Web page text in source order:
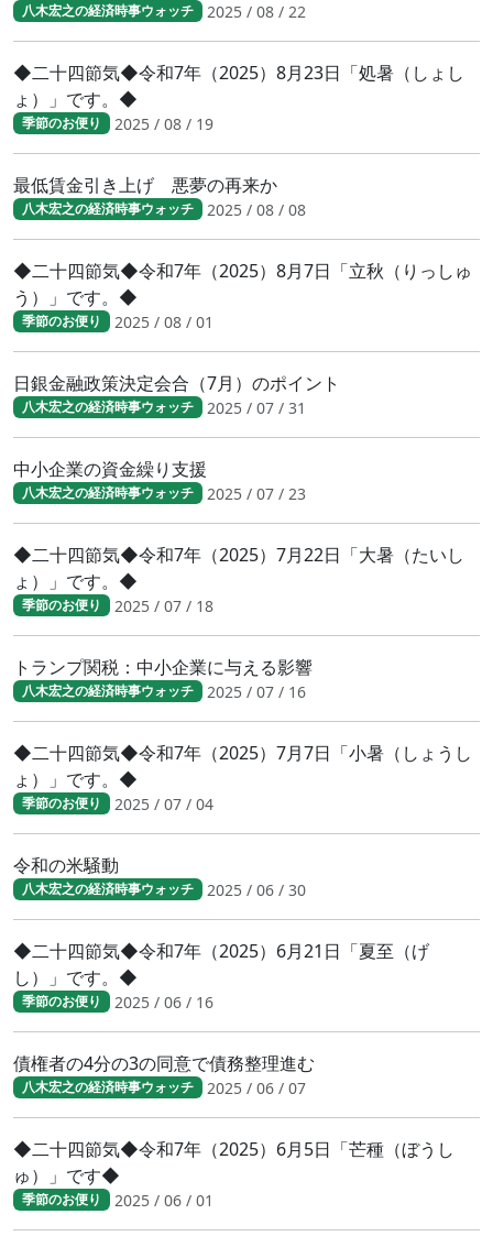
八木宏之の経済時事ウォッチ 2025 / 08 / 22
◆二十四節気◆令和7年（2025）8月23日「処暑（しょし
ょ）」です。◆
季節のお便り 2025 / 08 / 19
最低賃金引き上げ 悪夢の再来か
八木宏之の経済時事ウォッチ 2025 / 08 / 08
◆二十四節気◆令和7年（2025）8月7日「立秋（りっしゅ
う）」です。◆
季節のお便り 2025 / 08 / 01
日銀金融政策決定会合（7月）のポイント
八木宏之の経済時事ウォッチ 2025 / 07 / 31
中小企業の資金繰り支援
八木宏之の経済時事ウォッチ 2025 / 07 / 23
◆二十四節気◆令和7年（2025）7月22日「大暑（たいし
ょ）」です。◆
季節のお便り 2025 / 07 / 18
トランプ関税：中小企業に与える影響
八木宏之の経済時事ウォッチ 2025 / 07 / 16
◆二十四節気◆令和7年（2025）7月7日「小暑（しょうし
ょ）」です。◆
季節のお便り 2025 / 07 / 04
令和の米騒動
八木宏之の経済時事ウォッチ 2025 / 06 / 30
◆二十四節気◆令和7年（2025）6月21日「夏至（げ
し）」です。◆
季節のお便り 2025 / 06 / 16
債権者の4分の3の同意で債務整理進む
八木宏之の経済時事ウォッチ 2025 / 06 / 07
◆二十四節気◆令和7年（2025）6月5日「芒種（ぼうし
ゅ）」です◆
季節のお便り 2025 / 06 / 01